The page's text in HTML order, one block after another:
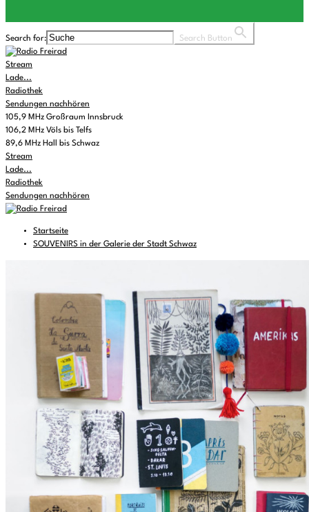
Search for: Search Button
Stream
Lade...
Radiothek
Sendungen nachhören
105,9 MHz Großraum Innsbruck
106,2 MHz Völs bis Telfs
89,6 MHz Hall bis Schwaz
Stream
Lade...
Radiothek
Sendungen nachhören
Startseite
SOUVENIRS in der Galerie der Stadt Schwaz